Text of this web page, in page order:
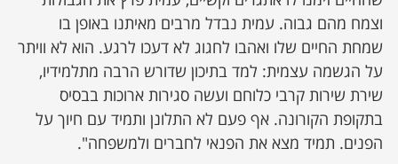
וצמח מהם גבוה. עמית נבדל מרבים מאיתנו באופן בו
שמחת החיים שלו ואהבו לחגוג לא דעכו לרגע. הוא לא וויתר
על הגשמה עצמית: למד בתיכון שדורש הרבה מתלמידיו,
שירת שירות קרבי כלוחם ועשה סגירות ארוכות בבסיס
בתקופת הקורונה. אף פעם לא התלונן ותמיד עם חיוך על
הפנים. תמיד מצא את הפנאי לחברים ולמשפחה".